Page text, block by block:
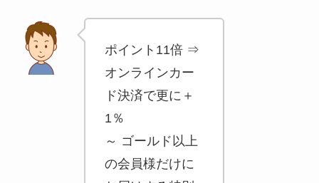
ポイント11倍 ⇒
オンラインカー
ド決済で更に＋
1％
～ ゴールド以上
の会員様だけに